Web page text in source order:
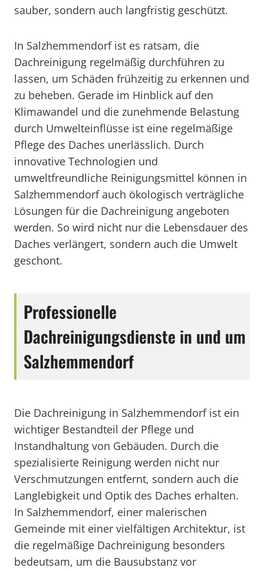
sauber, sondern auch langfristig geschützt.
In Salzhemmendorf ist es ratsam, die
Dachreinigung regelmäßig durchführen zu
lassen, um Schäden frühzeitig zu erkennen und
zu beheben. Gerade im Hinblick auf den
Klimawandel und die zunehmende Belastung
durch Umwelteinflüsse ist eine regelmäßige
Pflege des Daches unerlässlich. Durch
innovative Technologien und
umweltfreundliche Reinigungsmittel können in
Salzhemmendorf auch ökologisch verträgliche
Lösungen für die Dachreinigung angeboten
werden. So wird nicht nur die Lebensdauer des
Daches verlängert, sondern auch die Umwelt
geschont.
Professionelle
Dachreinigungsdienste in und um
Salzhemmendorf
Die Dachreinigung in Salzhemmendorf ist ein
wichtiger Bestandteil der Pflege und
Instandhaltung von Gebäuden. Durch die
spezialisierte Reinigung werden nicht nur
Verschmutzungen entfernt, sondern auch die
Langlebigkeit und Optik des Daches erhalten.
In Salzhemmendorf, einer malerischen
Gemeinde mit einer vielfältigen Architektur, ist
die regelmäßige Dachreinigung besonders
bedeutsam, um die Bausubstanz vor